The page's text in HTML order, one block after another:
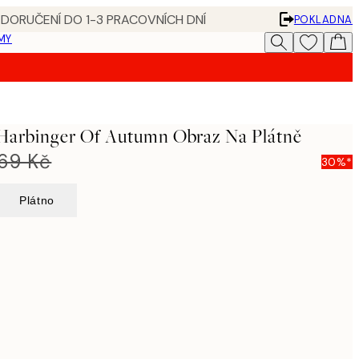
DO 1-3 PRACOVNÍCH DNÍ
POKLADNA
Of Autumn Obraz Na Plátně
Kč 30%*
Plátno